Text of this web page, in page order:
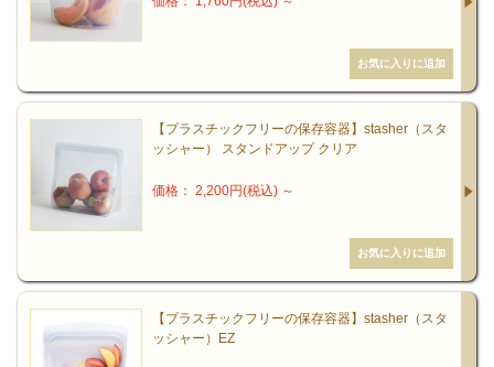
【プラスチックフリーの保存容器】stasher（スタ
ッシャー） スタンドアップ クリア
価格： 2,200円(税込) ～
【プラスチックフリーの保存容器】stasher（スタ
ッシャー）EZ